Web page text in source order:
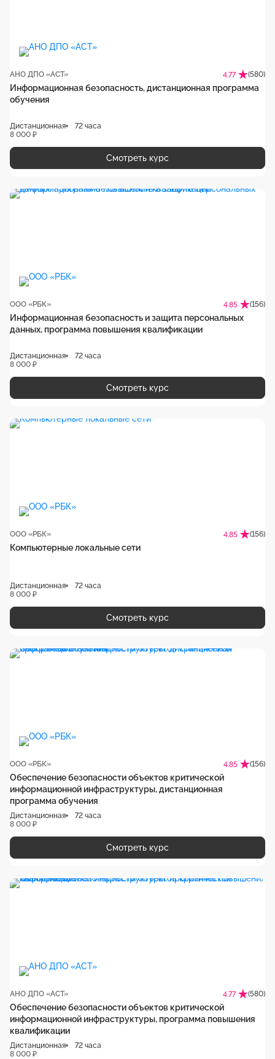
АНО ДПО «АСТ» 4.77 (580)
Информационная безопасность, дистанционная программа
обучения
Дистанционная
72 часа
8 000 ₽
Смотреть курс
ООО «РБК» 4.85 (156)
Информационная безопасность и защита персональных
данных, программа повышения квалификации
Дистанционная
72 часа
8 000 ₽
Смотреть курс
ООО «РБК» 4.85 (156)
Компьютерные локальные сети
Дистанционная
72 часа
8 000 ₽
Смотреть курс
ООО «РБК» 4.85 (156)
Обеспечение безопасности объектов критической
информационной инфраструктуры, дистанционная
программа обучения
Дистанционная
72 часа
8 000 ₽
Смотреть курс
АНО ДПО «АСТ» 4.77 (580)
Обеспечение безопасности объектов критической
информационной инфраструктуры, программа повышения
квалификации
Дистанционная
72 часа
8 000 ₽